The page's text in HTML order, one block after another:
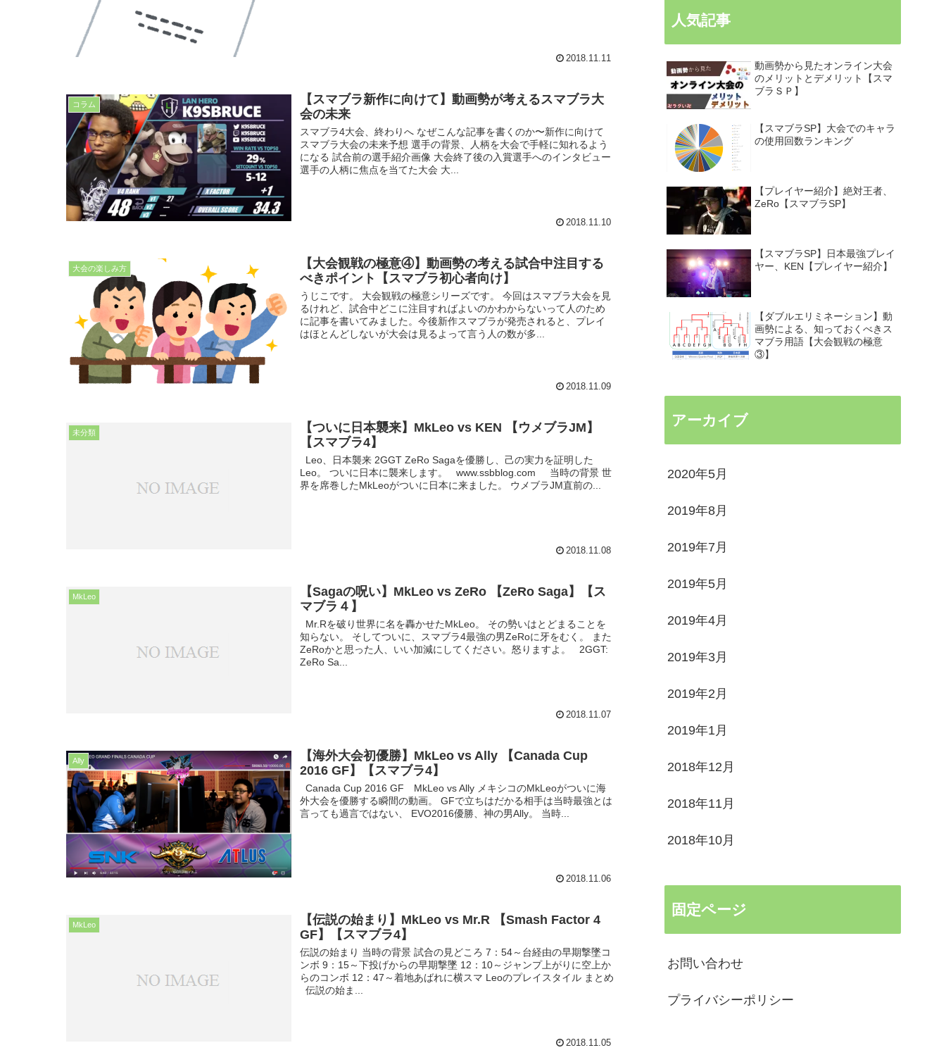
2018.11.11
コラム
【スマブラ新作に向けて】動画勢が考えるスマブラ大
会の未来
スマブラ4大会、終わりへ なぜこんな記事を書くのか〜新作に向けて
スマブラ大会の未来予想 選手の背景、人柄を大会で手軽に知れるよう
になる 試合前の選手紹介画像 大会終了後の入賞選手へのインタビュー
選手の人柄に焦点を当てた大会 大...
2018.11.10
大会の楽しみ方
【大会観戦の極意④】動画勢の考える試合中注目する
べきポイント【スマブラ初心者向け】
うじこです。 大会観戦の極意シリーズです。 今回はスマブラ大会を見
るけれど、試合中どこに注目すればよいのかわからないって人のため
に記事を書いてみました。今後新作スマブラが発売されると、プレイ
はほとんどしないが大会は見るよって言う人の数が多...
2018.11.09
未分類
【ついに日本襲来】MkLeo vs KEN 【ウメブラJM】
【スマブラ4】
Leo、日本襲来 2GGT ZeRo Sagaを優勝し、己の実力を証明した
Leo。 ついに日本に襲来します。 www.ssbblog.com 当時の背景 世
界を席巻したMkLeoがついに日本に来ました。 ウメブラJM直前の...
2018.11.08
MkLeo
【Sagaの呪い】MkLeo vs ZeRo 【ZeRo Saga】【ス
マブラ４】
Mr.Rを破り世界に名を轟かせたMkLeo。 その勢いはとどまることを
知らない。 そしてついに、スマブラ4最強の男ZeRoに牙をむく。 また
ZeRoかと思った人、いい加減にしてください。怒りますよ。 2GGT:
ZeRo Sa...
2018.11.07
Ally
【海外大会初優勝】MkLeo vs Ally 【Canada Cup
2016 GF】【スマブラ4】
Canada Cup 2016 GF MkLeo vs Ally メキシコのMkLeoがついに海
外大会を優勝する瞬間の動画。 GFで立ちはだかる相手は当時最強とは
言っても過言ではない、 EVO2016優勝、神の男Ally。 当時...
2018.11.06
MkLeo
【伝説の始まり】MkLeo vs Mr.R 【Smash Factor 4
GF】【スマブラ4】
伝説の始まり 当時の背景 試合の見どころ 7：54～台経由の早期撃墜コ
ンボ 9：15～下投げからの早期撃墜 12：10～ジャンプ上がりに空上か
らのコンボ 12：47～着地あばれに横スマ Leoのプレイスタイル まとめ
伝説の始ま...
2018.11.05
人気記事
動画勢から見たオンライン大会
のメリットとデメリット【スマ
ブラＳＰ】
【スマブラSP】大会でのキャラ
の使用回数ランキング
【プレイヤー紹介】絶対王者、
ZeRo【スマブラSP】
【スマブラSP】日本最強プレイ
ヤー、KEN【プレイヤー紹介】
【ダブルエリミネーション】動
画勢による、知っておくべきス
マブラ用語【大会観戦の極意
③】
アーカイブ
2020年5月
2019年8月
2019年7月
2019年5月
2019年4月
2019年3月
2019年2月
2019年1月
2018年12月
2018年11月
2018年10月
固定ページ
お問い合わせ
プライバシーポリシー